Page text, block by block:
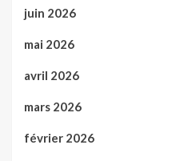
juin 2026
mai 2026
avril 2026
mars 2026
février 2026